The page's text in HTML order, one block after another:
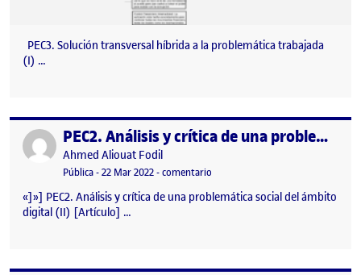
PEC3. Solución transversal híbrida a la problemática trabajada
(I) …
Publicado por PEC2. Análisis y crítica de una problemática social del ámbito digital (II)
Publicado por
Ahmed Aliouat Fodil
Visibilidad:
Pública-Fecha de publicación
22 Mar 202222 marzo, 2022 11:16 pm
-comentario
«]»] PEC2. Análisis y crítica de una problemática social del ámbito
digital (II) [Artículo] …